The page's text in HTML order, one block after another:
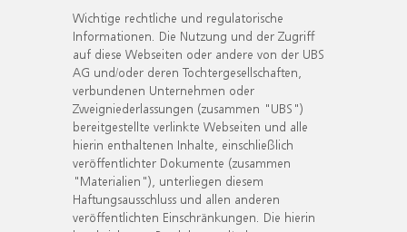
Wichtige rechtliche und regulatorische
Informationen. Die Nutzung und der Zugriff
auf diese Webseiten oder andere von der UBS
AG und/oder deren Tochtergesellschaften,
verbundenen Unternehmen oder
Zweigniederlassungen (zusammen "UBS")
bereitgestellte verlinkte Webseiten und alle
hierin enthaltenen Inhalte, einschließlich
veröffentlichter Dokumente (zusammen
"Materialien"), unterliegen diesem
Haftungsausschluss und allen anderen
veröffentlichten Einschränkungen. Die hierin